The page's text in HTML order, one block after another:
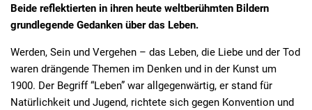
Beide reflektierten in ihren heute weltberühmten Bildern
grundlegende Gedanken über das Leben.
Werden, Sein und Vergehen – das Leben, die Liebe und der Tod
waren drängende Themen im Denken und in der Kunst um
1900. Der Begriff “Leben” war allgegenwärtig, er stand für
Natürlichkeit und Jugend, richtete sich gegen Konvention und